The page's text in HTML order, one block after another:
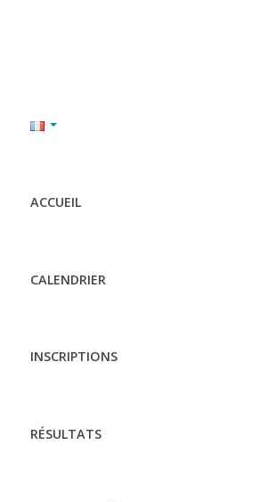
ACCUEIL
CALENDRIER
INSCRIPTIONS
RÉSULTATS